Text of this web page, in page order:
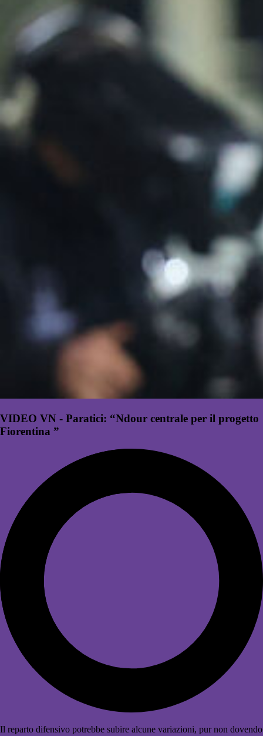
VIDEO VN - Paratici: “Ndour centrale per il progetto
Fiorentina ”
Il reparto difensivo potrebbe subire alcune variazioni, pur non dovendo